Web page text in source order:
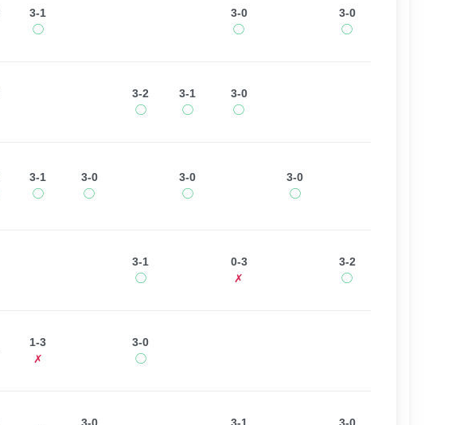
3-1
◯
3-0
◯
3-0
◯
3-2
◯
3-1
◯
3-0
◯
3-1
◯
3-0
◯
3-0
◯
3-0
◯
3-1
◯
0-3
✗
3-2
◯
1-3
✗
3-0
◯